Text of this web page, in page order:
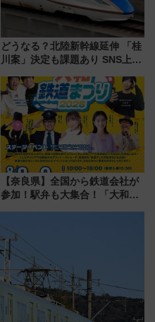
どうなる？北陸新幹線延伸 「桂
川案」決定も課題あり SNS上の
【奈良県】全国から鉄道会社が
参加！駅弁も大集合！「大和鉄